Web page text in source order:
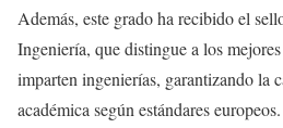
Además, este grado ha recibido el
Ingeniería, que distingue a los
imparten ingenierías, garantizando la
académica según estándares europeos.